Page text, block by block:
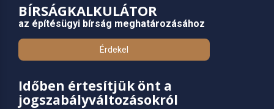
BÍRSÁGKALKULÁTOR
az építésügyi bírság meghatározásához
Érdekel
Időben értesítjük önt a
jogszabályváltozásokról